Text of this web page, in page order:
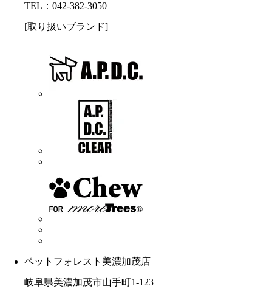
TEL：042-382-3050
[取り扱いブランド]
ペットフォレスト美濃加茂店
岐阜県美濃加茂市山手町1-123